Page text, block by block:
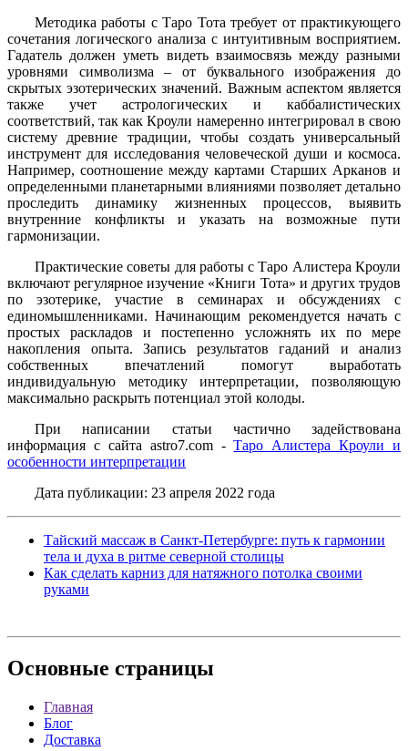
Методика работы с Таро Тота требует от практикующего
сочетания логического анализа с интуитивным восприятием.
Гадатель должен уметь видеть взаимосвязь между разными
уровнями символизма – от буквального изображения до
скрытых эзотерических значений. Важным аспектом является
также учет астрологических и каббалистических
соответствий, так как Кроули намеренно интегрировал в свою
систему древние традиции, чтобы создать универсальный
инструмент для исследования человеческой души и космоса.
Например, соотношение между картами Старших Арканов и
определенными планетарными влияниями позволяет детально
проследить динамику жизненных процессов, выявить
внутренние конфликты и указать на возможные пути
гармонизации.
Практические советы для работы с Таро Алистера Кроули
включают регулярное изучение «Книги Тота» и других трудов
по эзотерике, участие в семинарах и обсуждениях с
единомышленниками. Начинающим рекомендуется начать с
простых раскладов и постепенно усложнять их по мере
накопления опыта. Запись результатов гаданий и анализ
собственных впечатлений помогут выработать
индивидуальную методику интерпретации, позволяющую
максимально раскрыть потенциал этой колоды.
При написании статьи частично задействована
информация с сайта astro7.com -Таро Алистера Кроули и
особенности интерпретации
Дата публикации: 23 апреля 2022 года
Тайский массаж в Санкт-Петербурге: путь к гармонии
тела и духа в ритме северной столицы
Как сделать карниз для натяжного потолка своими
руками
Основные страницы
Главная
Блог
Доставка